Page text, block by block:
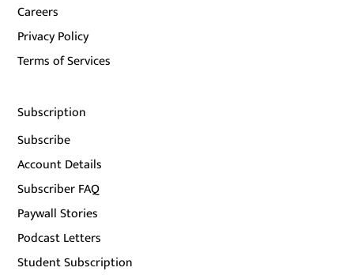
Careers
Privacy Policy
Terms of Services
Subscription
Subscribe
Account Details
Subscriber FAQ
Paywall Stories
Podcast Letters
Student Subscription